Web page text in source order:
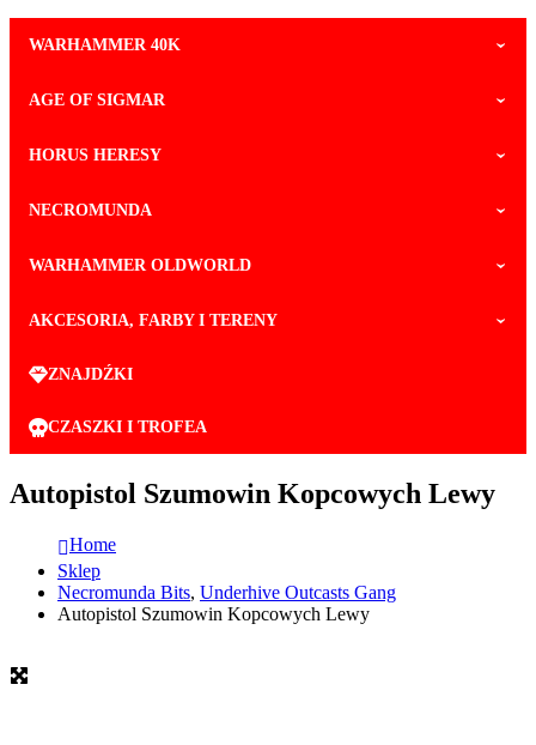
WARHAMMER 40K
AGE OF SIGMAR
HORUS HERESY
NECROMUNDA
WARHAMMER OLDWORLD
AKCESORIA, FARBY I TERENY
ZNAJDŹKI
CZASZKI I TROFEA
Autopistol Szumowin Kopcowych Lewy
Home
Sklep
Necromunda Bits, Underhive Outcasts Gang
Autopistol Szumowin Kopcowych Lewy